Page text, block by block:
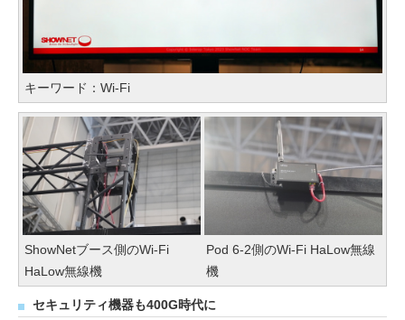
キーワード：Wi-Fi
ShowNetブース側のWi-Fi
HaLow無線機
Pod 6-2側のWi-Fi HaLow無線
機
セキュリティ機器も400G時代に